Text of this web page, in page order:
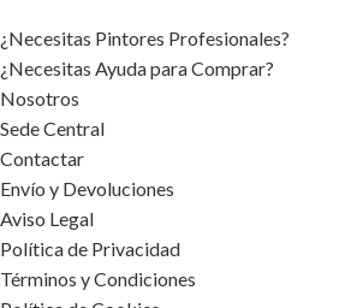
¿Necesitas Pintores Profesionales?
¿Necesitas Ayuda para Comprar?
Nosotros
Sede Central
Contactar
Envío y Devoluciones
Aviso Legal
Política de Privacidad
Términos y Condiciones